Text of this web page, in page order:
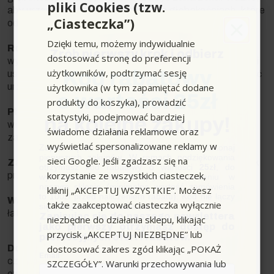
aby urządzenie mogło pracować na głębokościach, które
odpowiadają Twoim potrzebom.
Rodzaj i jakość materiałów:Wybierz pompę
wykonaną z trwałych materiałów, odpornych na korozję i
uszkodzenia mechaniczne, co zapewni długą żywotność
urządzenia.
Pływak: Pompa wyposażona w pływak automatycznie
włącza się i wyłącza w zależności od poziomu wody, co
zapobiega pracy na sucho.
Zabezpieczenie przed przegrzaniem:
przed uszkodzeniem w przypadku przegrzania
Waga i rozmiar:
Lżejsze i kompaktowe modele są
łatwiejsze do przenoszenia i instalacji.
Dostępność części zamiennych:Upewnij się, że
części zamienne są łatwo dostępne, co ułatwi
pliki Cookies (tzw.
„Ciasteczka”)
Dzięki temu, możemy indywidualnie
dostosować stronę do preferencji
użytkowników, podtrzymać sesję
użytkownika (w tym zapamiętać dodane
produkty do koszyka), prowadzić
statystyki, podejmować bardziej
świadome działania reklamowe oraz
wyświetlać spersonalizowane reklamy w
sieci Google. Jeśli zgadzasz się na
korzystanie ze wszystkich ciasteczek,
kliknij „AKCEPTUJ WSZYSTKIE”. Możesz
także zaakceptować ciasteczka wyłącznie
niezbędne do działania sklepu, klikając
przycisk „AKCEPTUJ NIEZBĘDNE” lub
dostosować zakres zgód klikając „POKAŻ
SZCZEGÓŁY”. Warunki przechowywania lub
Zrób pierwszy krok i odbierz
Kod rabatowy
o wartości 25zł
na kolejne zakupy!
Zapisz się do newslettera, załóż konto i dokonaj
pierwszych zakupów. W ramach podziękowania
otrzymasz kod rabatowy o wartości
wykorzystania przy kolejnym zamówieniu w
naszym sklepie (minimalna wartość zamówienia
to 100zł przed naliczeniem rabatu). Kod nie łączy
się z innymi kodami rabatowymi.
Zapisując się do naszego newslettera
jako pierwszy otrzymasz dostęp do
promocyjnych ofert i rabatów.
Email